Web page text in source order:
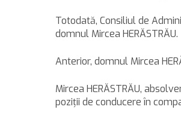
Totodată, Consiliul de
domnul Mircea HERĂSTRĂU.
Anterior, domnul Mircea
Mircea HERĂSTRĂU,
poziţii de conducere în